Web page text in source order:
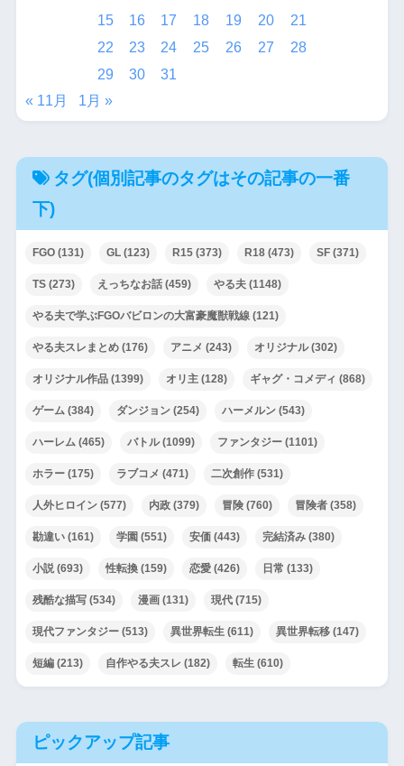
15
16 17 18 19 20
21
22
23 24 25 26 27
28
29
30
31
« 11月
1月 »
タグ(個別記事のタグはその記事の一番
下)
FGO(131) GL(123) R15(373) R18(473) SF(371)
TS(273) えっちなお話(459) やる夫(1148)
やる夫で学ぶFGOバビロンの大富豪魔獣戦線(121)
やる夫スレまとめ(176) アニメ (243) オリジナル(302)
オリジナル作品(1399) オリ主(128) ギャグ・コメディ (868)
ゲーム (384) ダンジョン(254) ハーメルン(543)
ハーレム (465) バトル(1099) ファンタジー(1101)
ホラー(175) ラブコメ (471) 二次創作(531)
人外ヒロイン(577) 内政(379) 冒険(760) 冒険者(358)
勘違い(161) 学園 (551) 安価(443) 完結済み(380)
小説(693) 性転換(159) 恋愛(426) 日常 (133)
残酷な描写(534) 漫画(131) 現代(715)
現代ファンタジー(513) 異世界転生(611) 異世界転移(147)
短編(213) 自作やる夫スレ (182) 転生(610)
ピックアップ記事